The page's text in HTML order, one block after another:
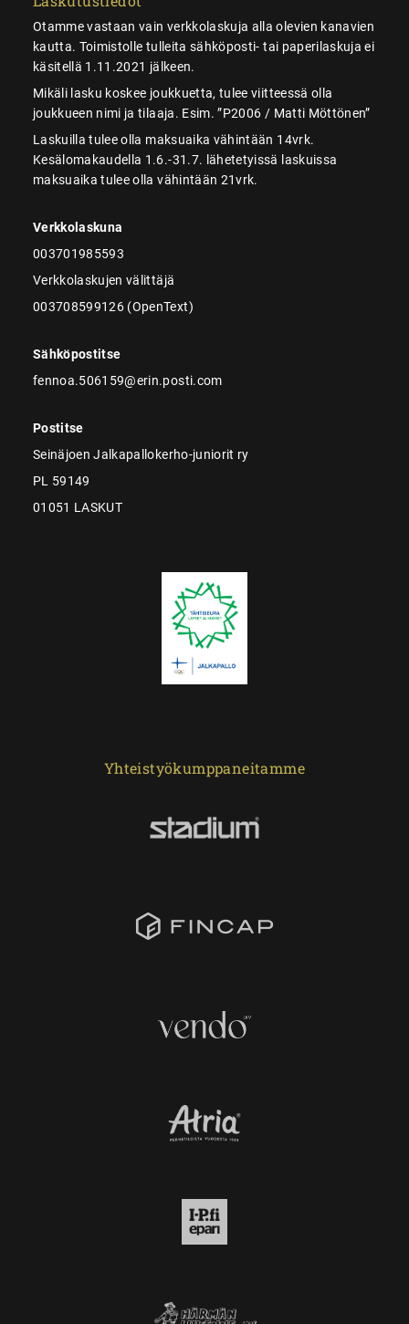
Otamme vastaan vain verkkolaskuja alla olevien kanavien
kautta. Toimistolle tulleita sähköposti- tai paperilaskuja ei
käsitellä 1.11.2021 jälkeen.
Mikäli lasku koskee joukkuetta, tulee viitteessä olla
joukkueen nimi ja tilaaja. Esim. ”P2006 / Matti Möttönen”
Laskuilla tulee olla maksuaika vähintään 14vrk.
Kesälomakaudella 1.6.-31.7. lähetetyissä laskuissa
maksuaika tulee olla vähintään 21vrk.
Verkkolaskuna
003701985593
Verkkolaskujen välittäjä
003708599126 (OpenText)
Sähköpostitse
fennoa.506159@erin.posti.com
Postitse
Seinäjoen Jalkapallokerho-juniorit ry
PL 59149
01051 LASKUT
Yhteistyökumppaneitamme